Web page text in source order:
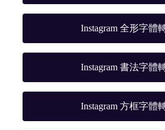
Instagram 全形字體
Instagram 書法字體
Instagram 方框字體